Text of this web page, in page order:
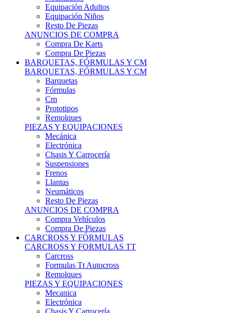
Equipación Niños
Resto De Piezas
ANUNCIOS DE COMPRA
Compra De Karts
Compra De Piezas
BARQUETAS, FÓRMULAS Y CM
BARQUETAS, FÓRMULAS Y CM
Barquetas
Fórmulas
Cm
Prototipos
Remolques
PIEZAS Y EQUIPACIONES
Mecánica
Electrónica
Chasis Y Carrocería
Suspensiones
Frenos
Llantas
Neumáticos
Resto De Piezas
ANUNCIOS DE COMPRA
Compra Vehículos
Compra De Piezas
CARCROSS Y FÓRMULAS
CARCROSS Y FORMULAS TT
Carcross
Formulas Tt Autocross
Remolques
PIEZAS Y EQUIPACIONES
Mecanica
Electrónica
Chasis Y Carrocería
Suspensiones